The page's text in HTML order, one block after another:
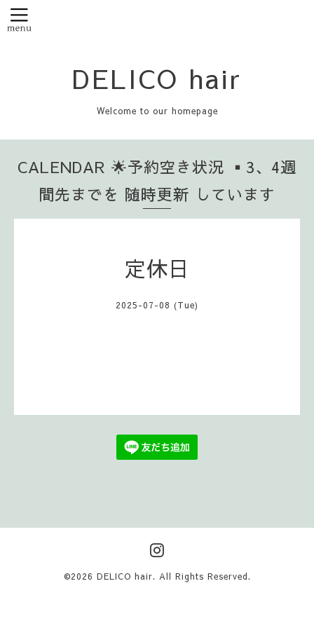
DELICO hair
Welcome to our homepage
CALENDAR 🌟予約空き状況 ▪️3、4週
間先までを 随時更新 しています
定休日
2025-07-08 (Tue)
©2026 DELICO hair. All Rights Reserved.